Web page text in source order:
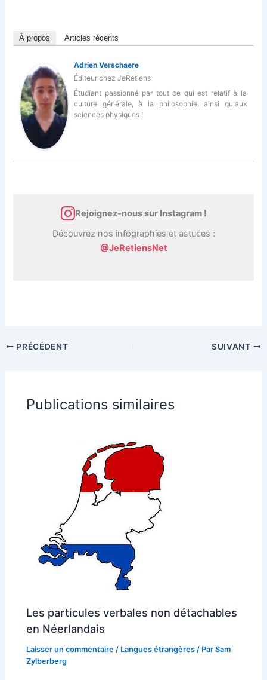
À propos Articles récents
Adrien Verschaere
Éditeur chezJeRetiens
Étudiant passionné par tout ce qui est relatif à la
culture générale, à la philosophie, ainsi qu'aux
sciences physiques !
Rejoignez-nous sur Instagram !
Découvrez nos infographies et astuces :
@JeRetiensNet
PRÉCÉDENT SUIVANT
Publications similaires
Les particules verbales non détachables
en Néerlandais
Laisser un commentaire / Langues étrangères / ParSam
Zylberberg